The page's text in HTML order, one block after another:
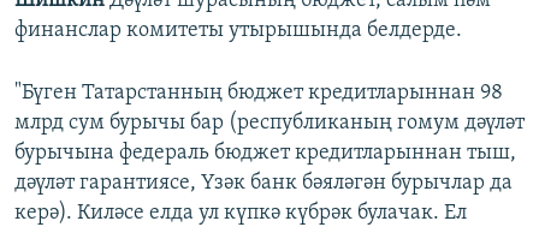
финанслар комитеты утырышында белдерде.
"Бүген Татарстанның бюджет кредитларыннан 98
млрд сум бурычы бар (республиканың гомум дәүләт
бурычына федераль бюджет кредитларыннан тыш,
дәүләт гарантиясе, Үзәк банк бәяләгән бурычлар да
керә). Киләсе елда ул күпкә күбрәк булачак. Ел